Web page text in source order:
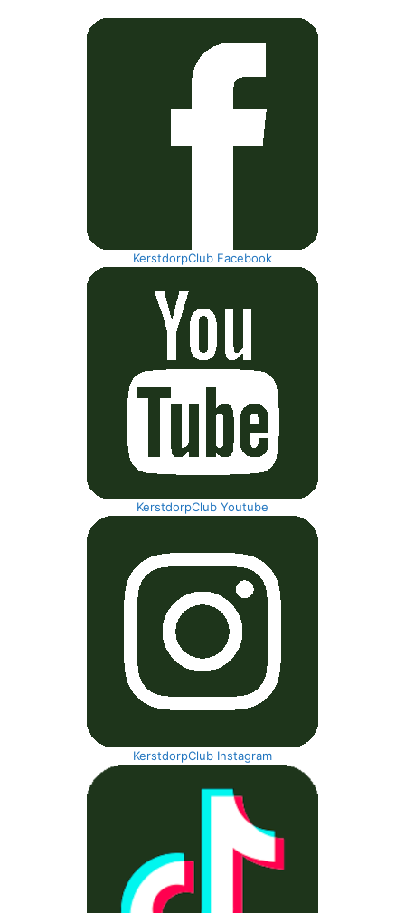
KerstdorpClub Facebook
KerstdorpClub Youtube
KerstdorpClub Instagram